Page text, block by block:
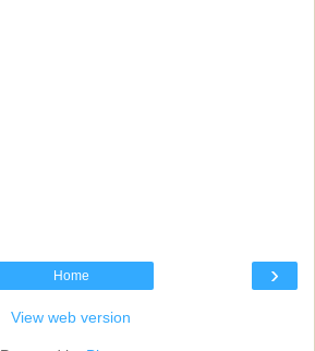
›
Home
View web version